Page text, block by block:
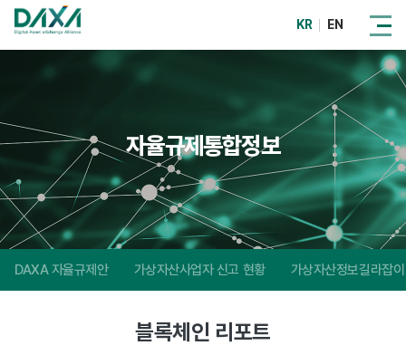
KR EN
자율규제통합정보
DAXA 자율규제안 가상자산사업자 신고 현황 가상자산정보길라잡이
블록체인 리포트